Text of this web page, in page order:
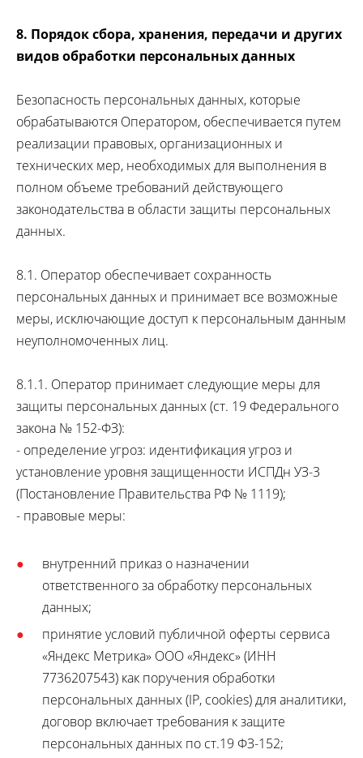
8. Порядок сбора, хранения, передачи и других
видов обработки персональных данных
Безопасность персональных данных, которые
обрабатываются Оператором, обеспечивается путем
реализации правовых, организационных и
технических мер, необходимых для выполнения в
полном объеме требований действующего
законодательства в области защиты персональных
данных.
8.1. Оператор обеспечивает сохранность
персональных данных и принимает все возможные
меры, исключающие доступ к персональным данным
неуполномоченных лиц.
8.1.1. Оператор принимает следующие меры для
защиты персональных данных (ст. 19 Федерального
закона № 152-ФЗ):
- определение угроз: идентификация угроз и
установление уровня защищенности ИСПДн УЗ-3
(Постановление Правительства РФ № 1119);
- правовые меры:
внутренний приказ о назначении
ответственного за обработку персональных
данных;
принятие условий публичной оферты сервиса
«Яндекс Метрика» ООО «Яндекс» (ИНН
7736207543) как поручения обработки
персональных данных (IP, cookies) для аналитики,
договор включает требования к защите
персональных данных по ст.19 ФЗ-152;